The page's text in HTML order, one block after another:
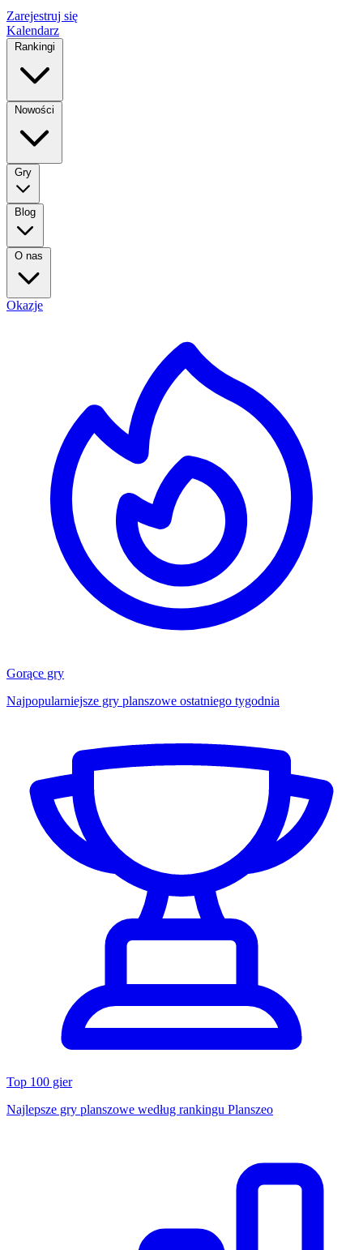
Zarejestruj się
Kalendarz
Rankingi
Nowości
Gry
Blog
O nas
Okazje
Gorące gry
Najpopularniejsze gry planszowe ostatniego tygodnia
Top 100 gier
Najlepsze gry planszowe według rankingu Planszeo